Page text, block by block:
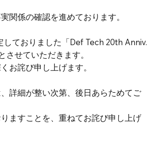
関係の確認を進めております。
ておりました「Def Tech 20th Anniv.
せていただきます。
お詫び申し上げます。
詳細が整い次第、後日あらためてご
ますことを、重ねてお詫び申し上げ